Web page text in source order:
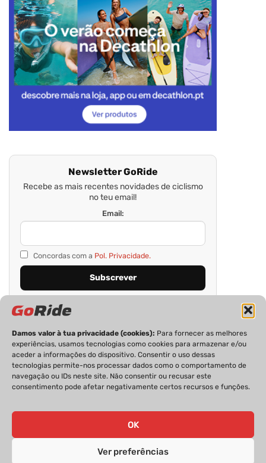
Damos valor à tua privacidade (cookies): Para fornecer as melhores
experiências, usamos tecnologias como cookies para armazenar e/ou
aceder a informações do dispositivo. Consentir o uso dessas
tecnologias permite-nos processar dados como o comportamento de
navegação ou IDs neste site. Não consentir ou recusar este
consentimento pode afetar negativamente certos recursos e funções.
OK
Ver preferências
Newsletter GoRide
Recebe as mais recentes novidades de ciclismo
no teu email!
Email:
Concordas com a Pol. Privacidade.
PRIVACIDADE FICHA TÉCNICA
ESTATUTO EDITORIAL